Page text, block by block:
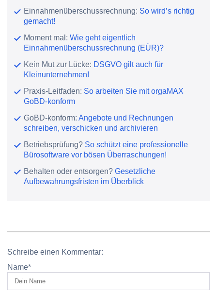
Einnahmenüberschussrechnung: So wird’s richtig
gemacht!
Moment mal: Wie geht eigentlich
Einnahmenüberschussrechnung (EÜR)?
Kein Mut zur Lücke: DSGVO gilt auch für
Kleinunternehmen!
Praxis-Leitfaden: So arbeiten Sie mit orgaMAX
GoBD-konform
GoBD-konform: Angebote und Rechnungen
schreiben, verschicken und archivieren
Betriebsprüfung? So schützt eine professionelle
Bürosoftware vor bösen Überraschungen!
Behalten oder entsorgen? Gesetzliche
Aufbewahrungsfristen im Überblick
Schreibe einen Kommentar:
Name*